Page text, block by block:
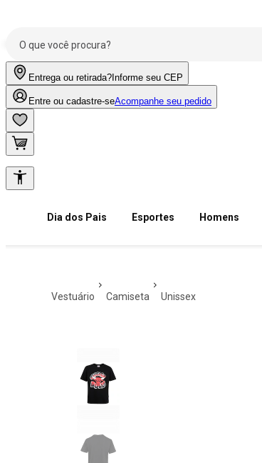
Entrega ou retirada? Informe seu CEP
Entre ou cadastre-seAcompanhe seu pedido
Dia dos Pais Esportes Homens
vestuário camiseta unissex